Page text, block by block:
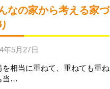
なの家から考える家づ
年5月27日
を相当に重ねて、重ねても重ね
当…